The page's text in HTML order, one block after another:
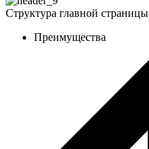
Структура главной страницы
Преимущества